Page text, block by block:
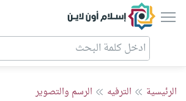
إسلام أون لاين
الرئيسية الترفيه الرسم والتصوير